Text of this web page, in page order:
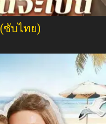
(ซับไทย)